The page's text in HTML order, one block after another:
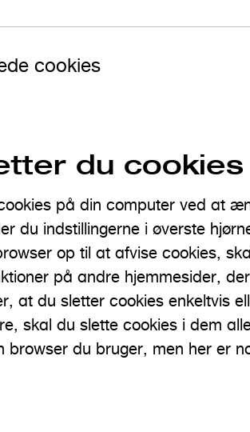
cookies
du cookies
på din computer ved at
du indstillingerne i øverste
op til at afvise cookies,
på andre hjemmesider,
at du sletter cookies enkeltvis
skal du slette cookies i dem
du bruger, men her er